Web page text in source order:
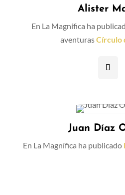
Alister
En La Magnífica ha
aventurasCírculo
Juan Díaz
En La Magnífica ha publicado